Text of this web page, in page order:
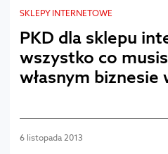
SKLEPY INTERNETOWE
PKD dla sklepu
wszystko co
własnym biznesie
6 listopada 2013